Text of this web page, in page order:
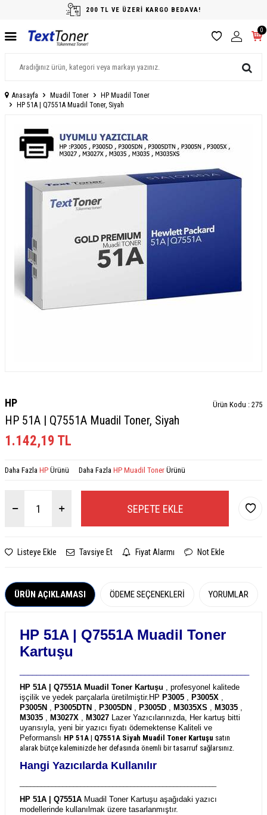
200 TL VE ÜZERİ KARGO BEDAVA!
0
Anasayfa Muadil Toner
HP Muadil Toner
HP 51A | Q7551A Muadil Toner, Siyah
HP Ürün Kodu : 275
HP 51A | Q7551A Muadil Toner, Siyah
1.142,19 TL
Daha Fazla HP Ürünü Daha Fazla HP Muadil Toner Ürünü
SEPETE EKLE
Listeye Ekle Tavsiye Et Fiyat Alarmı Not Ekle
ÜRÜN AÇIKLAMASI ÖDEME SEÇENEKLERI YORUMLAR
HP 51A | Q7551A Muadil Toner
Kartuşu
HP 51A | Q7551A Muadil Toner Kartuşu , profesyonel kalitede
işçilik ve yedek parçalarla üretilmiştir. HP P3005 , P3005X ,
P3005N , P3005DTN , P3005DN , P3005D , M3035XS , M3035 ,
M3035 , M3027X , M3027 Lazer Yazıcılarınızda, Her kartuş bitti
uyarısıyla, yeni bir yazıcı fiyatı ödemektense Kaliteli ve
Peformanslı HP 51A | Q7551A Siyah Muadil Toner Kartuşu satın
alarak bütçe kaleminizde her defasında önemli bir tasarruf sağlarsınız.
Hangi Yazıcılarda Kullanılır
HP 51A | Q7551A Muadil Toner Kartuşu aşağıdaki yazıcı
modellerinde kullanılmak üzere tasarlanmıştır.